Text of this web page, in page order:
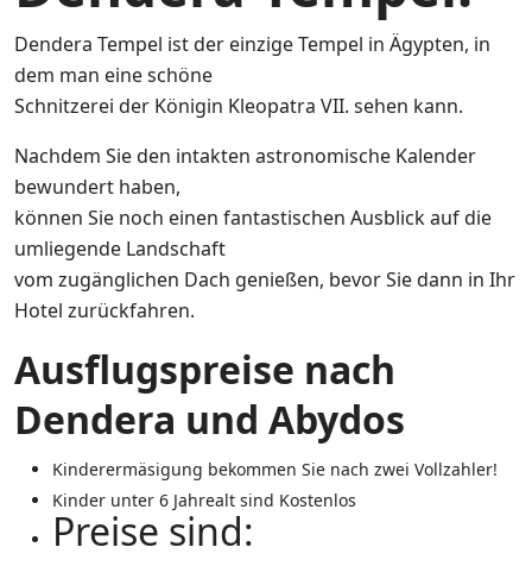
Dendera Tempel ist der einzige Tempel in Ägypten, in
dem man eine schöne
Schnitzerei der Königin Kleopatra VII. sehen kann.
Nachdem Sie den intakten astronomische Kalender
bewundert haben,
können Sie noch einen fantastischen Ausblick auf die
umliegende Landschaft
vom zugänglichen Dach genießen, bevor Sie dann in Ihr
Hotel zurückfahren.
Ausflugspreise nach
Dendera und Abydos
Kinderermäsigung bekommen Sie nach zwei Vollzahler!
Kinder unter 6 Jahrealt sind Kostenlos
Preise sind: